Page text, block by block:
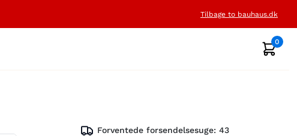
Tilbage to bauhaus.dk
0
Forventede forsendelsesuge: 43